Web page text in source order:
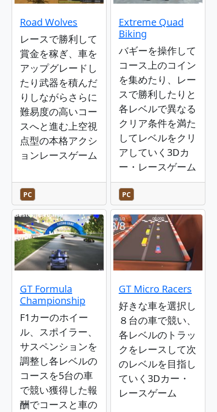
Road Wolves
レースで勝利して
賞金を稼ぎ、車を
アップグレードし
たり武器を積んだ
りしながらさらに
難易度の高いコー
スへと進む上空視
点型の本格アクシ
ョンレースゲーム
PC
Extreme Quad
Biking
バギーを操作して
コース上のコイン
を集めたり、レー
スで勝利したりと
各レベルで異なる
クリア条件を満た
してレベルをクリ
アしていく3Dカ
ー・レースゲーム
PC
GT Formula
Championship
F1カーのホイー
ル、スポイラー、
サスペンションを
調整し各レベルの
コースを5台の車
で競い獲得した報
酬でコースと車の
GT Micro Racers
好きな車を選択し
８台の車で競い、
各レベルのトラッ
クをレースして次
のレベルを目指し
ていく3Dカー・
レースゲーム